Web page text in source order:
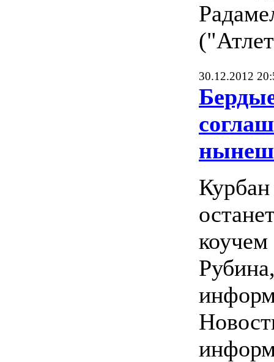
30.12.2012
коучем